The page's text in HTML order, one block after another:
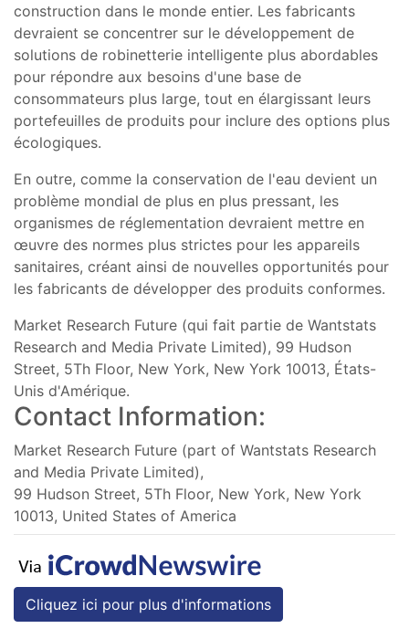
construction dans le monde entier. Les fabricants
devraient se concentrer sur le développement de
solutions de robinetterie intelligente plus abordables
pour répondre aux besoins d'une base de
consommateurs plus large, tout en élargissant leurs
portefeuilles de produits pour inclure des options plus
écologiques.
En outre, comme la conservation de l'eau devient un
problème mondial de plus en plus pressant, les
organismes de réglementation devraient mettre en
œuvre des normes plus strictes pour les appareils
sanitaires, créant ainsi de nouvelles opportunités pour
les fabricants de développer des produits conformes.
Market Research Future (qui fait partie de Wantstats
Research and Media Private Limited), 99 Hudson
Street, 5Th Floor, New York, New York 10013, États-
Unis d'Amérique.
Contact Information:
Market Research Future (part of Wantstats Research
and Media Private Limited),
99 Hudson Street, 5Th Floor, New York, New York
10013, United States of America
Cliquez ici pour plus d'informations